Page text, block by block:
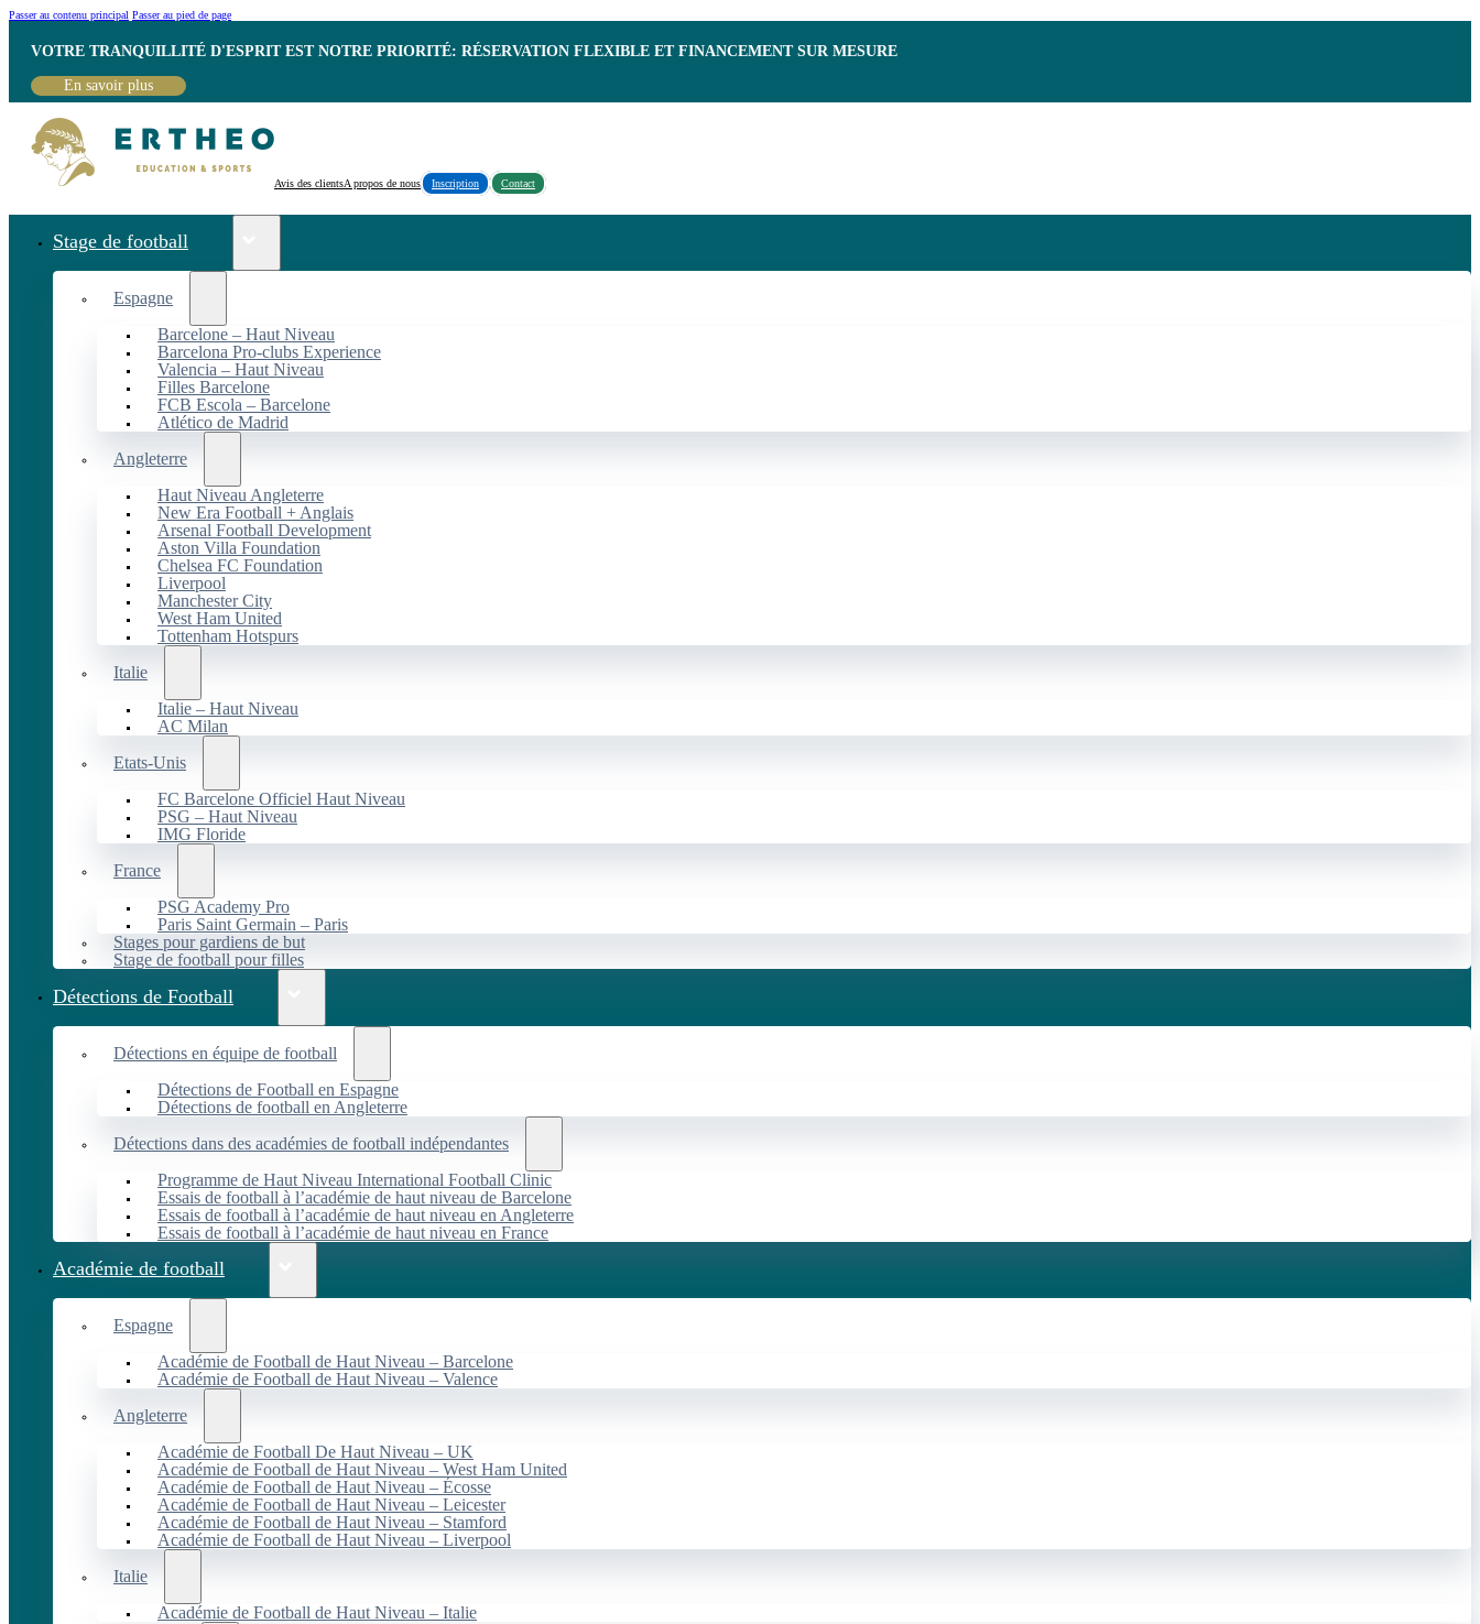
Passer au contenu principal Passer au pied de page
VOTRE TRANQUILLITÉ D'ESPRIT EST NOTRE PRIORITÉ: RÉSERVATION FLEXIBLE ET FINANCEMENT SUR MESURE
En savoir plus
Avis des clientsA propos de nous Inscription Contact
Stage de football
Espagne
Barcelone – Haut Niveau
Barcelona Pro-clubs Experience
Valencia – Haut Niveau
Filles Barcelone
FCB Escola – Barcelone
Atlético de Madrid
Angleterre
Haut Niveau Angleterre
New Era Football + Anglais
Arsenal Football Development
Aston Villa Foundation
Chelsea FC Foundation
Liverpool
Manchester City
West Ham United
Tottenham Hotspurs
Italie
Italie – Haut Niveau
AC Milan
Etats-Unis
FC Barcelone Officiel Haut Niveau
PSG – Haut Niveau
IMG Floride
France
PSG Academy Pro
Paris Saint Germain – Paris
Stages pour gardiens de but
Stage de football pour filles
Détections de Football
Détections en équipe de football
Détections de Football en Espagne
Détections de football en Angleterre
Détections dans des académies de football indépendantes
Programme de Haut Niveau International Football Clinic
Essais de football à l’académie de haut niveau de Barcelone
Essais de football à l’académie de haut niveau en Angleterre
Essais de football à l’académie de haut niveau en France
Académie de football
Espagne
Académie de Football de Haut Niveau – Barcelone
Académie de Football de Haut Niveau – Valence
Angleterre
Académie de Football De Haut Niveau – UK
Académie de Football de Haut Niveau – West Ham United
Académie de Football de Haut Niveau – Écosse
Académie de Football de Haut Niveau – Leicester
Académie de Football de Haut Niveau – Stamford
Académie de Football de Haut Niveau – Liverpool
Italie
Académie de Football de Haut Niveau – Italie